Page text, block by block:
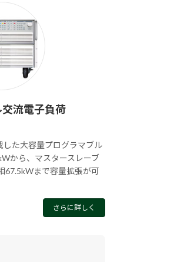
流電子負荷
た大容量プログラマブル
から、マスタースレーブ
67.5kWまで容量拡張が可
さらに詳しく